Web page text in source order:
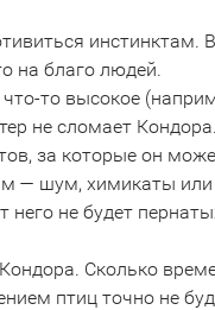
инстинктам.
на благо людей.
то высокое
не сломает
за которые он
— шум, химикаты
него не будет
Сколько
птиц точно не